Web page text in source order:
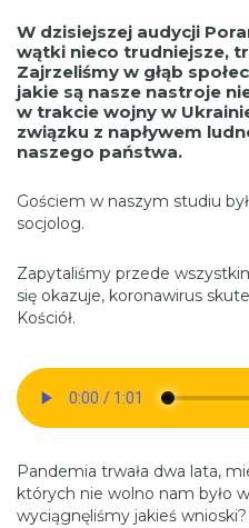
W dzisiejszej audycji
wątki nieco trudniejsze,
Zajrzeliśmy w głąb
jakie są nasze nastroje
w trakcie wojny w
związku z napływem
naszego państwa.
Gościem w naszym studiu
socjolog.
Zapytaliśmy przede
się okazuje, koronawirus
Kościół.
Pandemia trwała dwa lata,
których nie wolno nam było
wyciągnęliśmy jakieś wnioski?